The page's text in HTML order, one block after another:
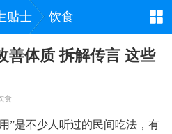
贴士 饮食
善体质 拆解传言 这些
食
”是不少人听过的民间吃法，有